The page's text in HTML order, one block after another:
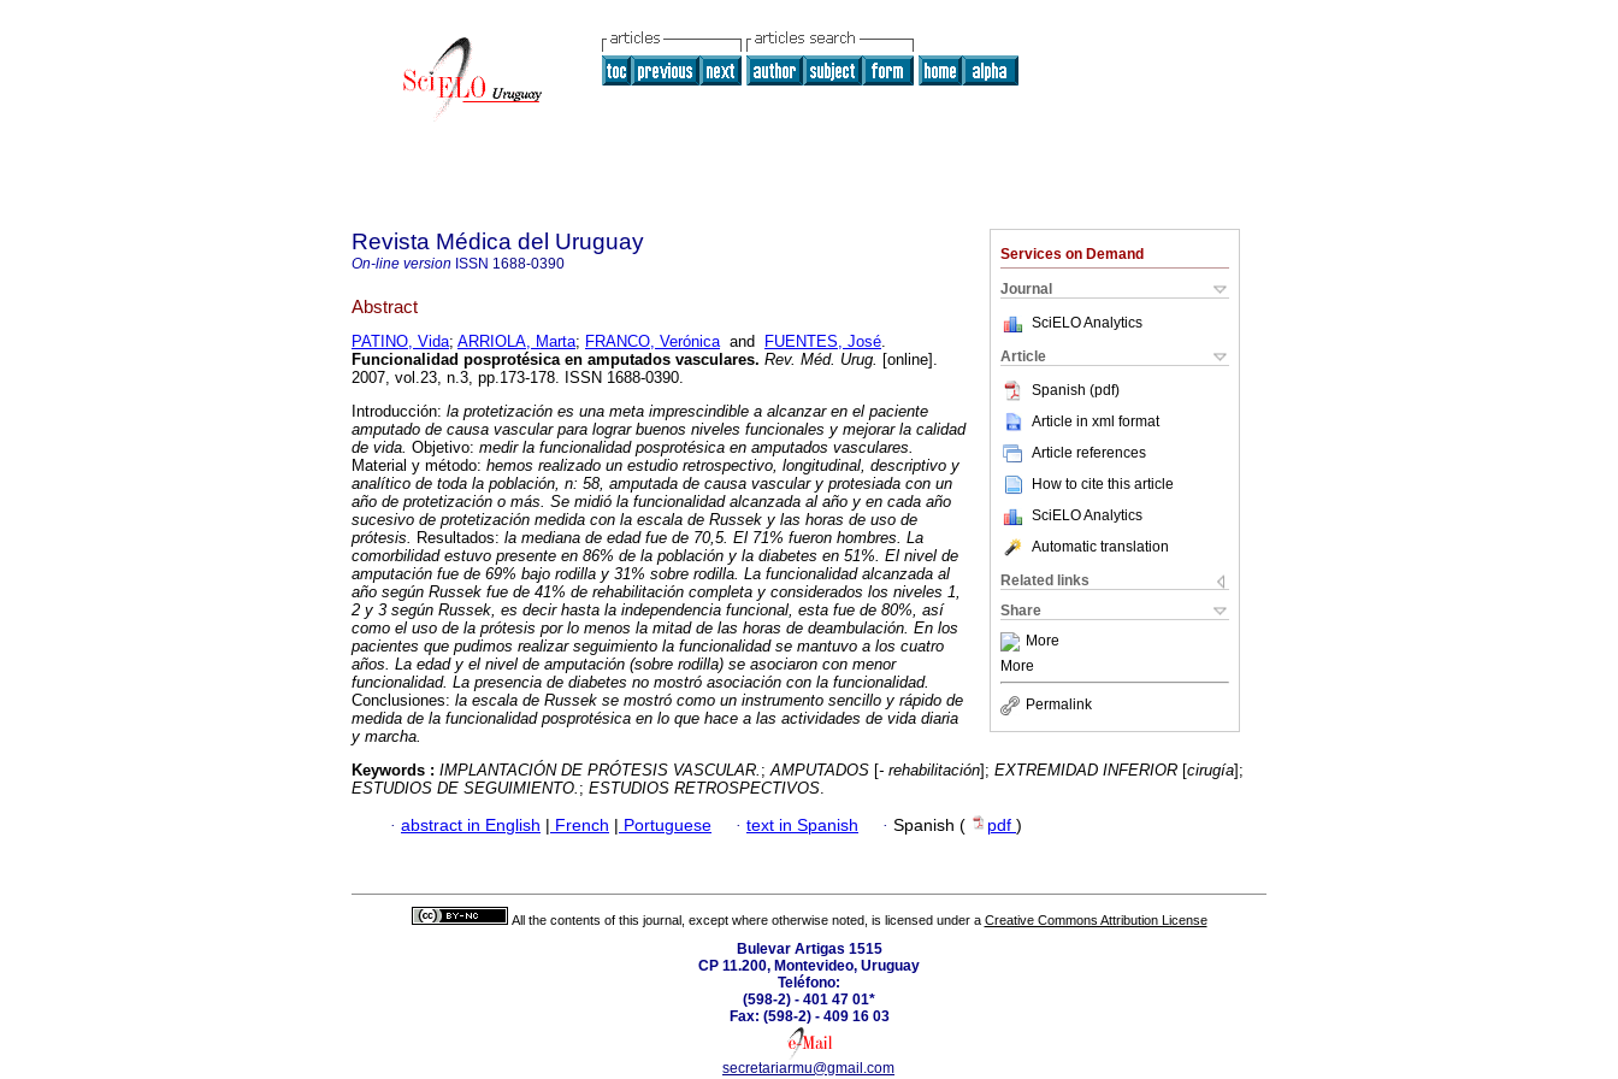
Services on Demand
Journal
SciELO Analytics
Article
Spanish (pdf)
Article in xml format
Article references
How to cite this article
SciELO Analytics
Automatic translation
Related links
Share
More
More
Permalink
Revista Médica del Uruguay
On-line version ISSN 1688-0390
Abstract
PATINO, Vida; ARRIOLA, Marta; FRANCO, Verónicaand FUENTES, José.
Funcionalidad posprotésica en amputados vasculares. Rev. Méd. Urug. [online].
2007, vol.23, n.3, pp.173-178. ISSN 1688-0390.
Introducción: la protetización es una meta imprescindible a alcanzar en el paciente
amputado de causa vascular para lograr buenos niveles funcionales y mejorar la calidad
de vida. Objetivo: medir la funcionalidad posprotésica en amputados vasculares.
Material y método: hemos realizado un estudio retrospectivo, longitudinal, descriptivo y
analítico de toda la población, n: 58, amputada de causa vascular y protesiada con un
año de protetización o más. Se midió la funcionalidad alcanzada al año y en cada año
sucesivo de protetización medida con la escala de Russek y las horas de uso de
prótesis. Resultados: la mediana de edad fue de 70,5. El 71% fueron hombres. La
comorbilidad estuvo presente en 86% de la población y la diabetes en 51%. El nivel de
amputación fue de 69% bajo rodilla y 31% sobre rodilla. La funcionalidad alcanzada al
año según Russek fue de 41% de rehabilitación completa y considerados los niveles 1,
2 y 3 según Russek, es decir hasta la independencia funcional, esta fue de 80%, así
como el uso de la prótesis por lo menos la mitad de las horas de deambulación. En los
pacientes que pudimos realizar seguimiento la funcionalidad se mantuvo a los cuatro
años. La edad y el nivel de amputación (sobre rodilla) se asociaron con menor
funcionalidad. La presencia de diabetes no mostró asociación con la funcionalidad.
Conclusiones: la escala de Russek se mostró como un instrumento sencillo y rápido de
medida de la funcionalidad posprotésica en lo que hace a las actividades de vida diaria
y marcha.
Keywords : IMPLANTACIÓN DE PRÓTESIS VASCULAR. ;AMPUTADOS [- rehabilitación]; EXTREMIDAD INFERIOR [cirugía];
ESTUDIOS DE SEGUIMIENTO. ; ESTUDIOS RETROSPECTIVOS.
· abstract in English | French | Portuguese · text in Spanish · Spanish ( pdf )
All the contents of this journal, except where otherwise noted, is licensed under a Creative Commons Attribution License
Bulevar Artigas 1515
CP 11.200, Montevideo, Uruguay
Teléfono:
(598-2) - 401 47 01*
Fax: (598-2) - 409 16 03
secretariarmu@gmail.com